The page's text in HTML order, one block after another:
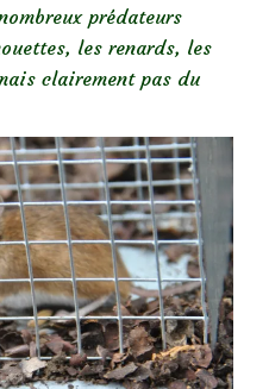
prédateurs
les renards, les
clairement pas du